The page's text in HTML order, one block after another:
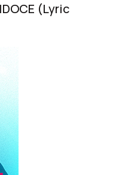
(Lyric